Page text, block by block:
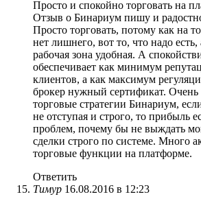
Просто и спокойно торговать на
Отзыв о Бинариум пишу и
Просто торговать, потому как на
нет лишнего, вот то, что надо
рабочая зона удобная. А
обеспечивает как минимум
клиентов, а как максимум
брокер нужный сертификат.
торговые стратегии Бинариум,
не отступая и строго, то прибыль
проблем, почему бы не выждать
сделки строго по системе. Много
торговые функции на платформе.
Ответить
Тимур 16.08.2016 в 12:23